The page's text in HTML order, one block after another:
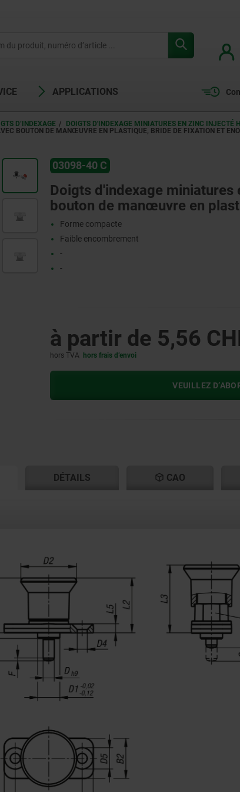
APPLICATIONS
D’INDEXAGE
DOIGTS D'INDEXAGE MINIATURES EN ZINC
BOUTON DE MANŒUVRE EN PLASTIQUE, BRIDE DE FIXATION ET
03098-40 C
Doigts d'indexage
bouton de manœuvre en
Forme compacte
Faible encombrement
-
-
à partir de 5,56
hors TVA hors frais d’envoi
VEUILLEZ
DÉTAILS CAO